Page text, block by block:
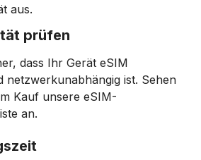
aus.
prüfen
dass Ihr Gerät eSIM
netzwerkunabhängig ist. Sehen
Kauf unsere eSIM-
an.